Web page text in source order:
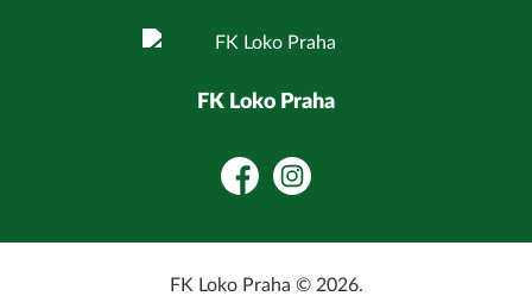
FK Loko Praha
FacebookInstagram
FK Loko Praha © 2026.